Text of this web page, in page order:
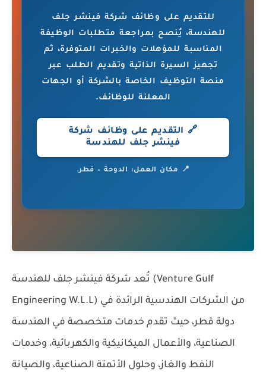
للتقديم على وظائف شركة فينشر جلف
للهندسة، يُنصح بمراجعة متطلبات الوظيفة
المناسبة للمؤهلات والخبرات المتوفرة، ثم
تجهيز السيرة الذاتية وتقديم الطلب عبر
منصة التوظيف الخاصة بالشركة أو الجهات
المعلنة للوظائف.
🔗 التقديم على وظائف شركة
فينشر جلف للهندسة
📍 مكان العمل: الدوحة – قطر.
تُعد شركة فينشر جلف للهندسة (Venture Gulf
Engineering W.L.L)
دولة قطر، حيث تقدم خدمات متخصصة في الهندسة
الصناعية، والأعمال الميكانيكية والكهربائية، وخدمات
النفط والغاز، وحلول الأتمتة الصناعية، والصيانة